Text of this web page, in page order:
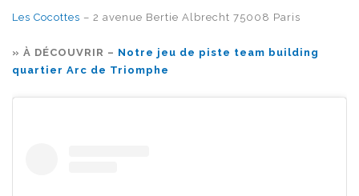
Les Cocottes – 2 avenue Bertie Albrecht 75008 Paris
» À DÉCOUVRIR – Notre jeu de piste team building
quartier Arc de Triomphe